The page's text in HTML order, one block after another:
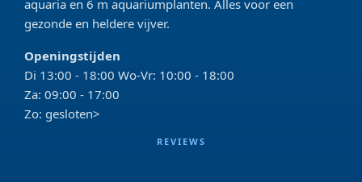
aquaria en 6 m aquariumplanten. Alles voor een
gezonde en heldere vijver.
Openingstijden
Di 13:00 - 18:00 Wo-Vr: 10:00 - 18:00
Za: 09:00 - 17:00
Zo: gesloten>
REVIEWS